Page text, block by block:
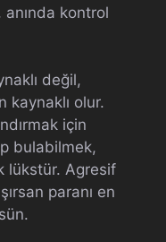
kontrol
değil,
kaynaklı olur.
için
bulabilmek,
lükstür. Agresif
paranı en